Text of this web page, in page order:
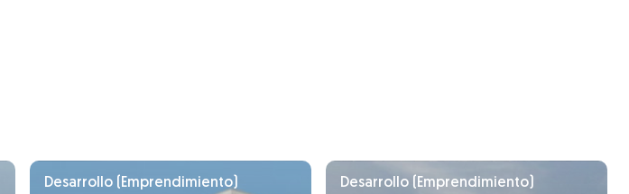
Desarrollo (Emprendimiento) Desarrollo (Emprendimiento)